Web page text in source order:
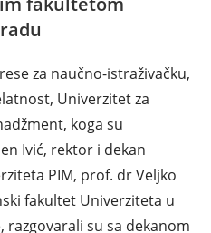
za naučno-istraživačku,
Univerzitet za
koga su
Ivić, rektor i dekan
PIM, prof. dr Veljko
fakultet Univerziteta u
razgovarali su sa dekanom